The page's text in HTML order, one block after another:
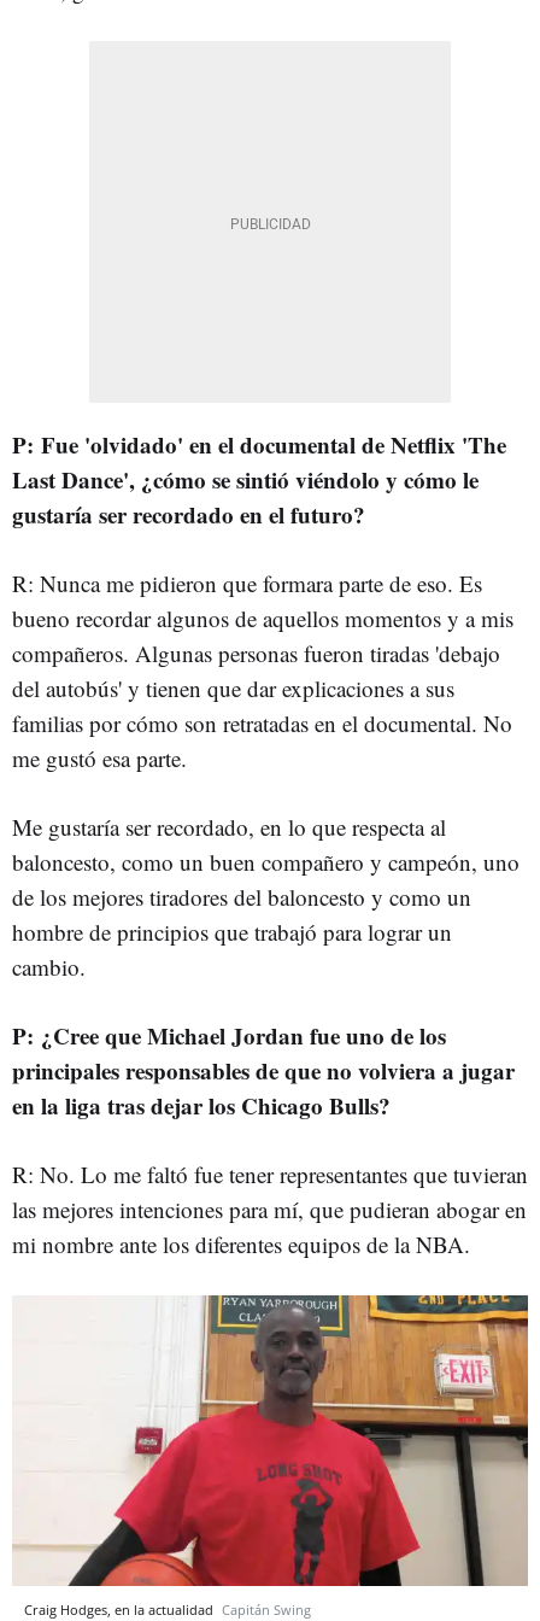
P: Fue 'olvidado' en el documental de Netflix 'The
Last Dance', ¿cómo se sintió viéndolo y cómo le
gustaría ser recordado en el futuro?
R: Nunca me pidieron que formara parte de eso. Es
bueno recordar algunos de aquellos momentos y a mis
compañeros. Algunas personas fueron tiradas 'debajo
del autobús' y tienen que dar explicaciones a sus
familias por cómo son retratadas en el documental. No
me gustó esa parte.
Me gustaría ser recordado, en lo que respecta al
baloncesto, como un buen compañero y campeón, uno
de los mejores tiradores del baloncesto y como un
hombre de principios que trabajó para lograr un
cambio.
P: ¿Cree que Michael Jordan fue uno de los
principales responsables de que no volviera a jugar
en la liga tras dejar los Chicago Bulls?
R: No. Lo me faltó fue tener representantes que tuvieran
las mejores intenciones para mí, que pudieran abogar en
mi nombre ante los diferentes equipos de la NBA.
Craig Hodges, en la actualidad Capitán Swing